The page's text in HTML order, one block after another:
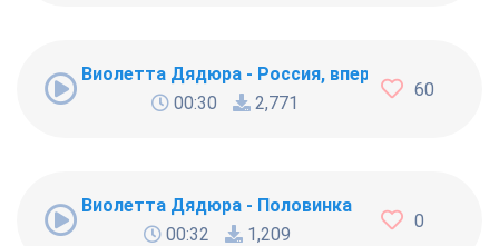
Виолетта Дядюра - Россия, вперёд
00:30
2,771
60
Виолетта Дядюра - Половинка
00:32
1,209
0